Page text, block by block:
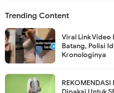
Trending Content
Viral Link
Batang, Polisi
Kronologinya